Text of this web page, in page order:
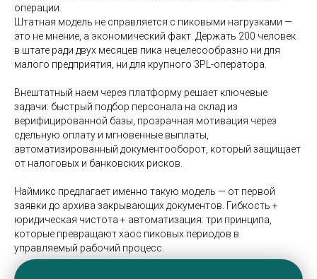
операции.
Штатная модель не справляется с пиковыми нагрузками —
это не мнение, а экономический факт. Держать 200 человек
в штате ради двух месяцев пика нецелесообразно ни для
малого предприятия, ни для крупного 3PL-оператора.
Внештатный наем через платформу решает ключевые
задачи: быстрый подбор персонала на склад из
верифицированной базы, прозрачная мотивация через
сдельную оплату и мгновенные выплаты,
автоматизированный документооборот, который защищает
от налоговых и банковских рисков.
Наймикс предлагает именно такую модель — от первой
заявки до архива закрывающих документов. Гибкость +
юридическая чистота + автоматизация: три принципа,
которые превращают хаос пиковых периодов в
управляемый рабочий процесс.